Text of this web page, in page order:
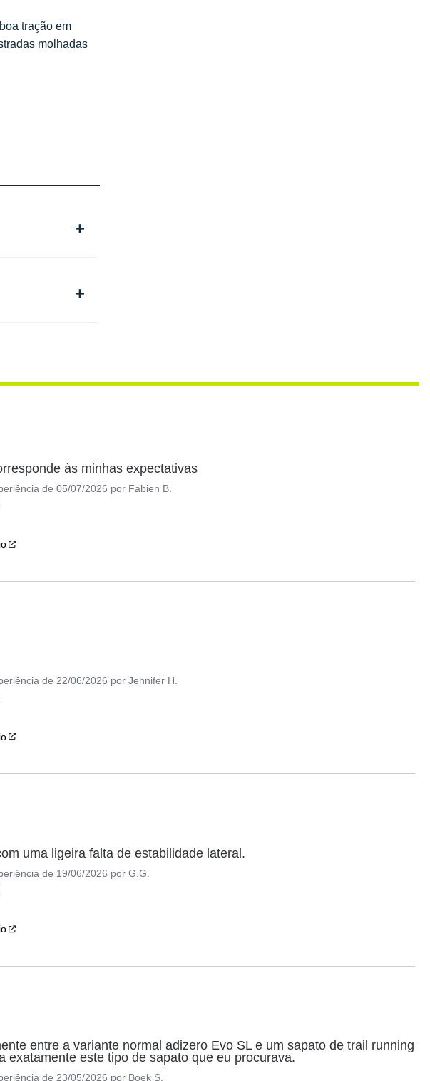
tração em
molhadas
às minhas expectativas
de05/07/2026 por Fabien B.
de 22/06/2026 porJennifer H.
uma ligeira falta de estabilidade lateral.
de 19/06/2026 porG.G.
entre a variante normal adizero Evo SL e um sapato de trail running
exatamente este tipo de sapato que eu procurava.
de 23/05/2026 por Boek S.